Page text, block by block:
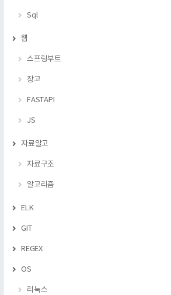
Sql
웹
스프링부트
장고
FASTAPI
JS
자료알고
자료구조
알고리즘
ELK
GIT
REGEX
OS
리눅스